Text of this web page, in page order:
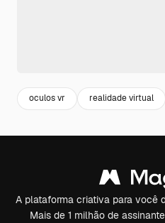
oculos vr realidade virtual
A plataforma criativa para você
Mais de 1 milhão de